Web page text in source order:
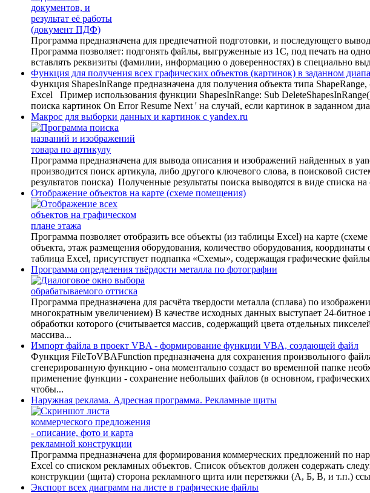
Программа предназначена для предпечатной подготовки, и последующего
Программа позволяет: подгонять файлы, выгруженные из 1С, под печать на
вставлять реквизиты (фамилии, информацию о доверенностях) в специально
Функция для получения всех графических объектов (картинок) в заданном
Функция ShapesInRange предназначена для получения объекта типа
Excel Пример использования функции ShapesInRange: Sub
поиска картинок On Error Resume Next ' на случай, если картинок в заданном
Макрос для выборки данных и картинок с yandex.ru
Программа предназначена для вывода описания и изображений найденных в
производится поиск артикула, либо другого ключевого слова, в поисковой
результатов поиска) Полученные результаты поиска выводятся в виде списка
Отображение объектов на карте (схеме помещения)
Программа позволяет отобразить все объекты (из таблицы Excel) на карте
объекта, этаж размещения оборудования, количество оборудования,
таблица Excel, присутствует подпапка «Схемы», содержащая графические
Программа определения твёрдости металла по фотографии
Программа предназначена для расчёта твердости металла (сплава) по
многократным увеличением) В качестве исходных данных выступает 24-битное
обработки которого (считывается массив, содержащий цвета отдельных
массива...
Импорт файла в проект VBA - формирование функции VBA, создающей файл
Функция FileToVBAFunction предназначена для сохранения произвольного
сгенерированную функцию - она моментально создаст во временной папке
применение функции - сохранение небольших файлов (в основном,
чтобы...
Наружная реклама. Адресная программа. Рекламные щиты
Программа предназначена для формирования коммерческих предложений по
Excel со списком рекламных объектов. Список объектов должен содержать
конструкции (щита) сторона рекламного щита или перетяжки (А, Б, В, и т.п.)
Экспорт всех диаграмм на листе в графические файлы